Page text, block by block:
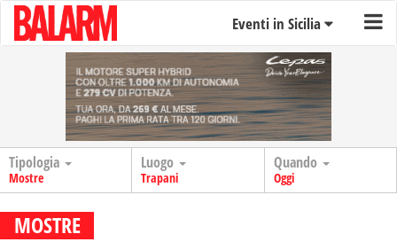
Eventi in Sicilia
Tipologia
Mostre
Luogo
Trapani
Quando
Oggi
MOSTRE